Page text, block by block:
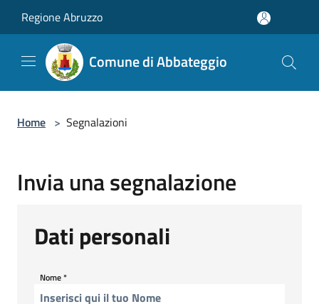
Regione Abruzzo
Comune di Abbateggio
Home > Segnalazioni
Invia una segnalazione
Dati personali
Nome*